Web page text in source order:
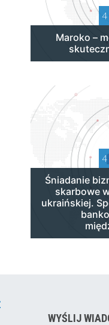
4
Maroko –
4
Śniadanie
skarbowe
ukraińskiej.
WYŚLIJ